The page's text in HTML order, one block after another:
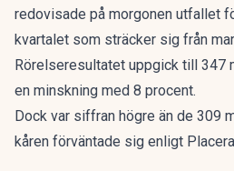
redovisade på morgonen utfallet
kvartalet som sträcker sig från
Rörelseresultatet uppgick till 347
en minskning med 8 procent.
Dock var siffran högre än de 309
kåren förväntade sig enligt